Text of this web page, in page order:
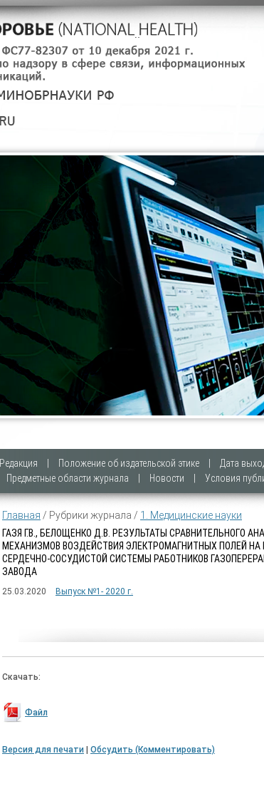
Редакция Положение об издательской этике Дата
Предметные области журнала
Новости Условия
Главная / Рубрики журнала / 1. Медицинские науки
ГАЗЯ Г.В., БЕЛОЩЕНКО Д.В. РЕЗУЛЬТАТЫ СРАВНИТЕЛЬНОГО
МЕХАНИЗМОВ ВОЗДЕЙСТВИЯ ЭЛЕКТРОМАГНИТНЫХ ПОЛЕЙ НА
СЕРДЕЧНО-СОСУДИСТОЙ СИСТЕМЫ РАБОТНИКОВ
ЗАВОДА
25.03.2020 Выпуск №1- 2020 г.
Скачать:
Файл
Версия для печати Обсудить (Комментировать)